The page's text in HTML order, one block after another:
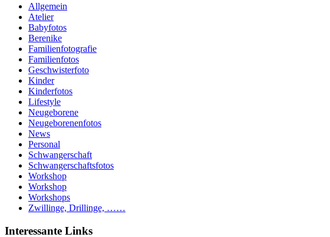
Allgemein
Atelier
Babyfotos
Berenike
Familienfotografie
Familienfotos
Geschwisterfoto
Kinder
Kinderfotos
Lifestyle
Neugeborene
Neugeborenenfotos
News
Personal
Schwangerschaft
Schwangerschaftsfotos
Workshop
Workshop
Workshops
Zwillinge, Drillinge, ……
Interessante Links